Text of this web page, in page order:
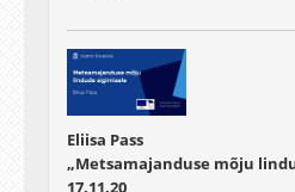
Eliisa Pass
„Metsamajanduse mõju
17.11.20